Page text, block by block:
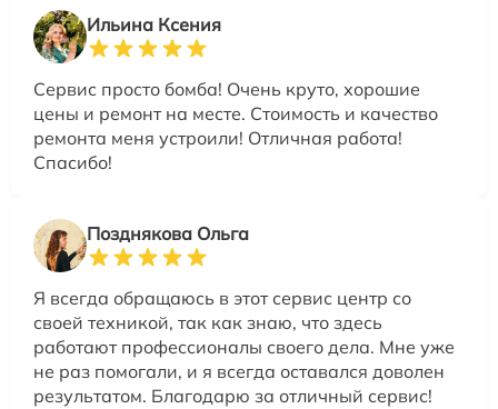
Ильина Ксения
Сервис просто бомба! Очень круто, хорошие
цены и ремонт на месте. Стоимость и качество
ремонта меня устроили! Отличная работа!
Спасибо!
Позднякова Ольга
Я всегда обращаюсь в этот сервис центр со
своей техникой, так как знаю, что здесь
работают профессионалы своего дела. Мне уже
не раз помогали, и я всегда оставался доволен
результатом. Благодарю за отличный сервис!